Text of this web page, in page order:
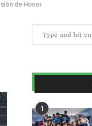
de Honor
1